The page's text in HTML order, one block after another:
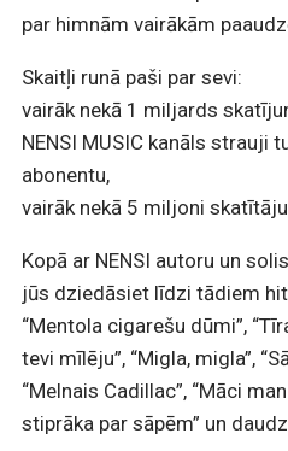
par himnām vairākām
Skaitļi runā paši par sevi:
vairāk nekā 1 miljards
NENSI MUSIC kanāls strauji
abonentu,
vairāk nekā 5 miljoni
Kopā ar NENSI autoru un
jūs dziedāsiet līdzi tādiem
“Mentola cigarešu dūmi”,
tevi mīlēju”, “Migla, migla”,
“Melnais Cadillac”, “Māci
stiprāka par sāpēm” un